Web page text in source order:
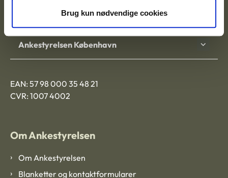
Brug kun nødvendige cookies
Ankestyrelsen Aalborg
Ankestyrelsen København
EAN: 57 98 000 35 48 21
CVR: 1007 4002
Om Ankestyrelsen
Om Ankestyrelsen
Blanketter og kontaktformularer